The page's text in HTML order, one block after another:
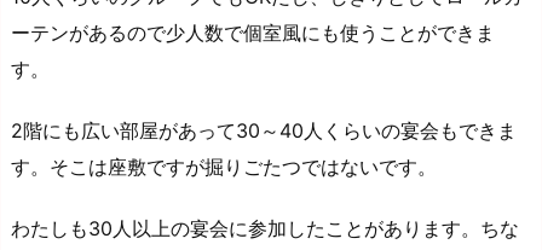
ーテンがあるので少人数で個室風にも使うことができま
す。
2階にも広い部屋があって30～40人くらいの宴会もできま
す。そこは座敷ですが掘りごたつではないです。
わたしも30人以上の宴会に参加したことがあります。ちな